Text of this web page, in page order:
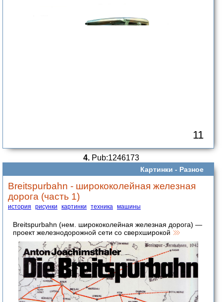
11
4.Pub:1246173
Картинки - Разное
Breitspurbahn - ширококолейная железная
дорога (часть 1)
история рисунки картинки техника машины
Breitspurbahn (нем. ширококолейная железная дорога) —
проект железнодорожной сети со сверхширокой